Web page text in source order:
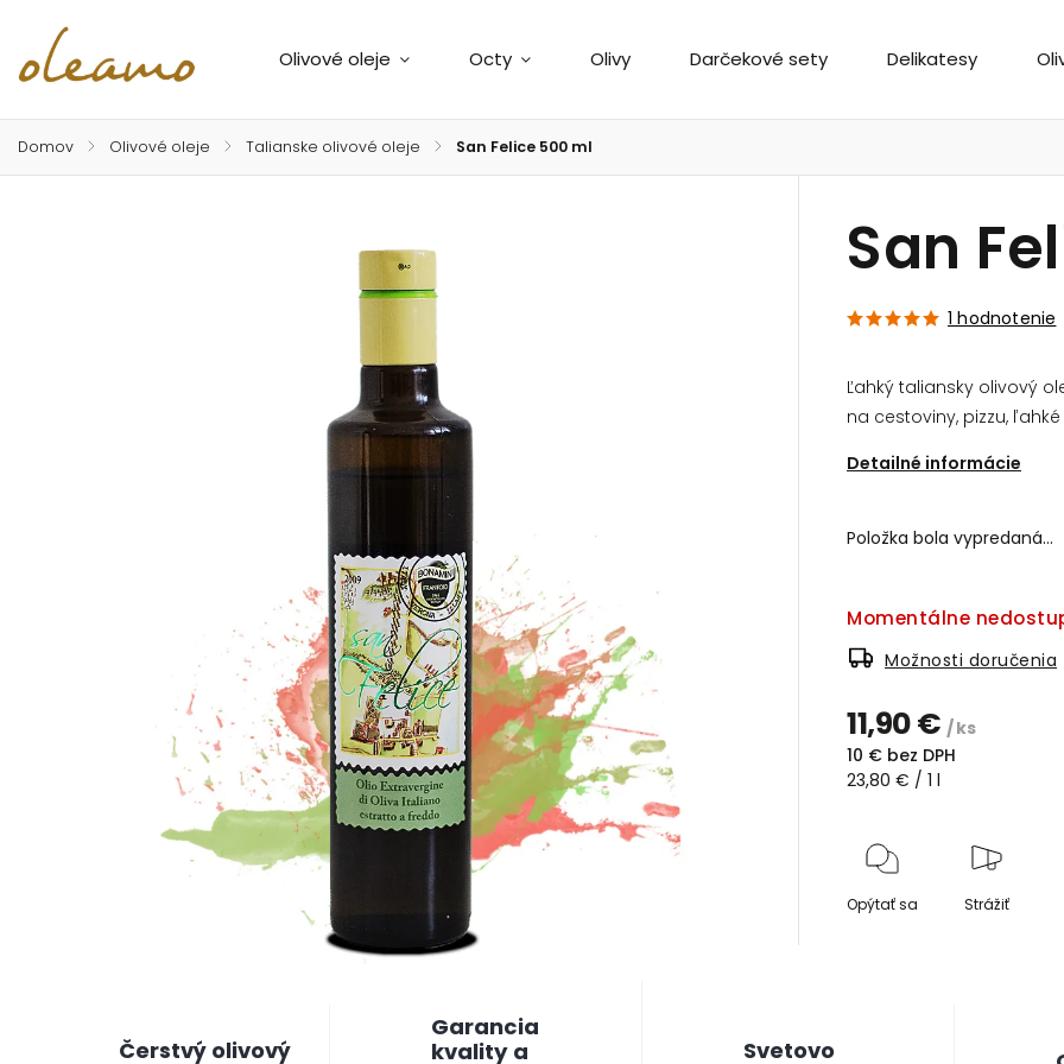
Olivové oleje Octy Olivy Darčekové sety Delikatesy
Domov / Olivové oleje / Talianske olivové oleje / San Felice 500 ml
San
1 hodnotenie
Ľahký taliansky olivový
na cestoviny, pizzu,
Detailné informácie
Položka bola vypredaná…
11,90 €/ ks
10 € bez DPH
23,80 € / 1 l
Momentálne
Možnosti doručenia
Opýtať sa Strážiť
Čerstvý olivový
Garancia
kvality a
Svetovo